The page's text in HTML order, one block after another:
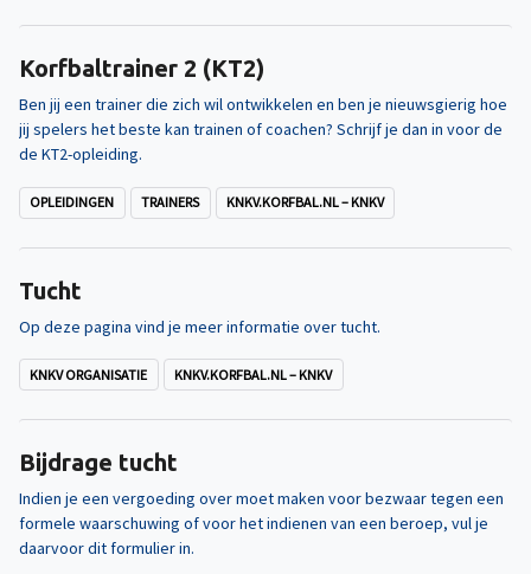
Korfbaltrainer 2 (KT2)
Ben jij een trainer die zich wil ontwikkelen en ben je nieuwsgierig hoe
jij spelers het beste kan trainen of coachen? Schrijf je dan in voor de
de KT2-opleiding.
OPLEIDINGEN TRAINERS KNKV.KORFBAL.NL – KNKV
Tucht
Op deze pagina vind je meer informatie over tucht.
KNKV ORGANISATIE KNKV.KORFBAL.NL – KNKV
Bijdrage tucht
Indien je een vergoeding over moet maken voor bezwaar tegen een
formele waarschuwing of voor het indienen van een beroep, vul je
daarvoor dit formulier in.